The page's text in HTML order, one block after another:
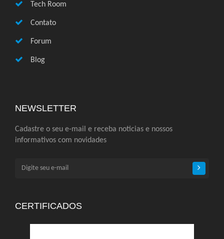
Tech Room
Contato
Forum
Blog
NEWSLETTER
Cadastre o seu e-mail e receba noticias e nossos
informativos com novidades
CERTIFICADOS